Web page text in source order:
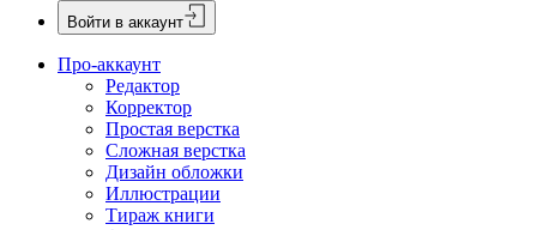
Войти в аккаунт
Про-аккаунт
Редактор
Корректор
Простая верстка
Сложная верстка
Дизайн обложки
Иллюстрации
Тираж книги